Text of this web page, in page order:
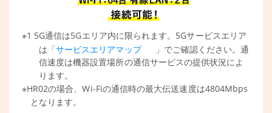
※1 5G通信は5Gエリア内に限られます。 5Gサービスエリア
は「サービスエリアマップ
」でご確認ください。通
信速度は機器設置場所の通信サービスの提供状況によ
ります。
※HR02の場合、Wi-Fiの通信時の最大伝送速度は4804Mbps
となります。